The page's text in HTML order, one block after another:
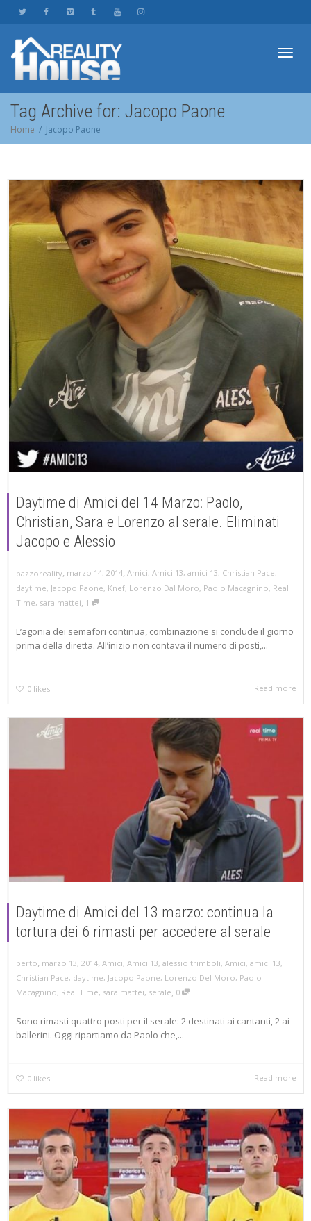
Tag Archive for: Jacopo Paone
Home Jacopo Paone
Daytime di Amici del 14 Marzo: Paolo,
Christian, Sara e Lorenzo al serale. Eliminati
Jacopo e Alessio
pazzoreality, marzo 14, 2014, Amici, Amici 13, amici 13, Christian Pace,
daytime, Jacopo Paone, Knef, Lorenzo Dal Moro, Paolo Macagnino, Real
Time, sara mattei, 1
L’agonia dei semafori continua, combinazione si conclude il giorno
prima della diretta. All’inizio non contava il numero di posti,...
0 likes Read more
Daytime di Amici del 13 marzo: continua la
tortura dei 6 rimasti per accedere al serale
berto, marzo 13, 2014, Amici, Amici 13, alessio trimboli, Amici, amici 13,
Christian Pace, daytime, Jacopo Paone, Lorenzo Del Moro, Paolo
Macagnino, Real Time, sara mattei, serale, 0
Sono rimasti quattro posti per il serale: 2 destinati ai cantanti, 2 ai
ballerini. Oggi ripartiamo da Paolo che,...
0 likes Read more